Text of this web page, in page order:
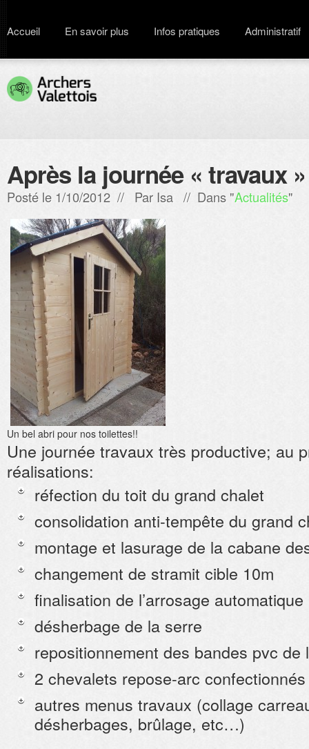
Accueil En savoir plus Infos pratiques Administratif
Après la journée « travaux »
Posté le 1/10/2012 // Par Isa // Dans "Actualités"
Un bel abri pour nos toilettes!!
Une journée travaux très productive; au
réalisations:
réfection du toit du grand chalet
consolidation anti-tempête du grand
montage et lasurage de la cabane
changement de stramit cible 10m
finalisation de l’arrosage automatique
désherbage de la serre
repositionnement des bandes pvc de
2 chevalets repose-arc
autres menus travaux (collage
désherbages, brûlage, etc…)